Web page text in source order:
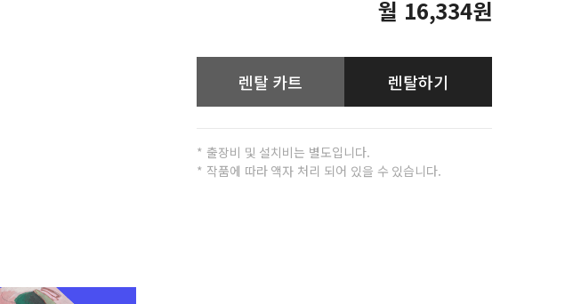
월 16,334원
렌탈 카트 렌탈하기
* 출장비 및 설치비는 별도입니다.
* 작품에 따라 액자 처리 되어 있을 수 있습니다.